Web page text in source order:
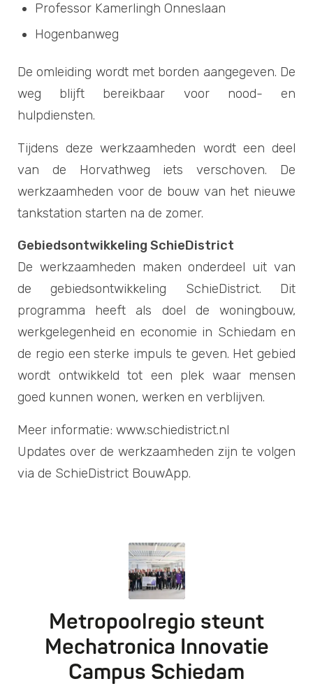
Professor Kamerlingh Onneslaan
Hogenbanweg
De omleiding wordt met borden aangegeven. De
weg blijft bereikbaar voor nood- en
hulpdiensten.
Tijdens deze werkzaamheden wordt een deel
van de Horvathweg iets verschoven. De
werkzaamheden voor de bouw van het nieuwe
tankstation starten na de zomer.
Gebiedsontwikkeling SchieDistrict
De werkzaamheden maken onderdeel uit van
de gebiedsontwikkeling SchieDistrict. Dit
programma heeft als doel de woningbouw,
werkgelegenheid en economie in Schiedam en
de regio een sterke impuls te geven. Het gebied
wordt ontwikkeld tot een plek waar mensen
goed kunnen wonen, werken en verblijven.
Meer informatie: www.schiedistrict.nl
Updates over de werkzaamheden zijn te volgen
via de SchieDistrict BouwApp.
Metropoolregio steunt
Mechatronica Innovatie
Campus Schiedam